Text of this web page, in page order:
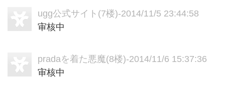
ugg公式サイト (7楼)-2014/11/5 23:44:58
审核中
pradaを着た悪魔(8楼)-2014/11/6 15:37:36
审核中